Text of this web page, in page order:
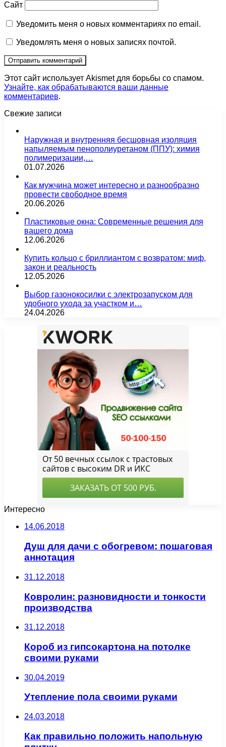
Сайт
Уведомить меня о новых комментариях по email.
Уведомлять меня о новых записях почтой.
Этот сайт использует Akismet для борьбы со спамом.
Узнайте, как обрабатываются ваши данные
комментариев.
Свежие записи
Наружная и внутренняя бесшовная изоляция
напыляемым пенополиуретаном (ППУ): химия
полимеризации,…
01.07.2026
Как мужчина может интересно и разнообразно
провести свободное время
20.06.2026
Пластиковые окна: Современные решения для
вашего дома
12.06.2026
Купить кольцо с бриллиантом с возвратом: миф,
закон и реальность
12.05.2026
Выбор газонокосилки с электрозапуском для
удобного ухода за участком и…
24.04.2026
Интересно
14.06.2018
Душ для дачи с обогревом: пошаговая
аннотация
31.12.2018
Ковролин: разновидности и тонкости
производства
31.12.2018
Короб из гипсокартона на потолке
своими руками
30.04.2019
Утепление пола своими руками
24.03.2018
Как правильно положить напольную